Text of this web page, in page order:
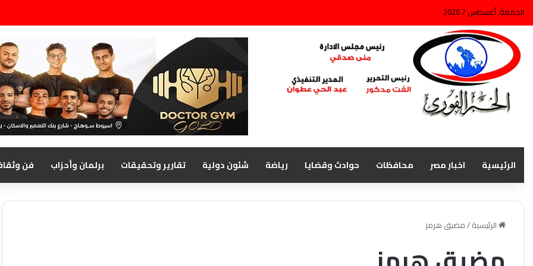
الجمعة, أغسطس 7 2026
الرئيسية اخبار مصر محافظات حوادث وقضايا رياضة شئون دولية تقارير وتحقيقات برلمان وأحزاب فن
الرئيسية/مضيق هرمز